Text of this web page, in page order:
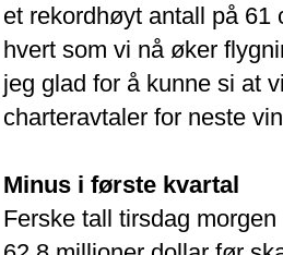
et rekordhøyt antall på 61
hvert som vi nå øker
jeg glad for å kunne si at
charteravtaler for neste
Minus i første kvartal
Ferske tall tirsdag